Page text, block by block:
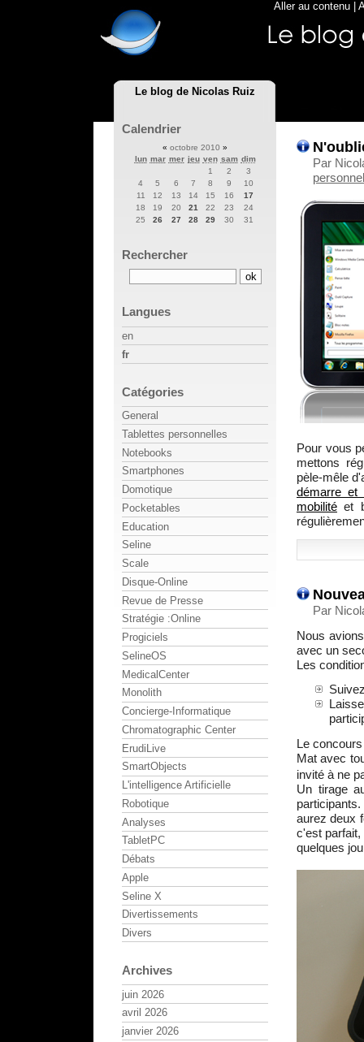
Le blog de Nicolas Ruiz
Aller au contenu
Par
Pour vous
mettons
pèle-mêle
démarre et
mobilité et
Par
Nous
avec un
Les
Le
Mat avec
invité à ne
Un tirage
aurez deux
c'est
quelques
Calendrier
« octobre 2010 »
lun mar mer jeu ven sam dim
1
2
3
4
5 6 7 8 9
10
11
12 13 14 15 16
17
18
19 20 21 22 23
24
25
26 27 28 29 30 31
Rechercher
Langues
en
fr
Catégories
General
Tablettes personnelles
Notebooks
Smartphones
Domotique
Pocketables
Education
Seline
Scale
Disque-Online
Revue de Presse
Stratégie :Online
Progiciels
SelineOS
MedicalCenter
Monolith
Concierge-Informatique
Chromatographic Center
ErudiLive
SmartObjects
L'intelligence Artificielle
Robotique
Analyses
TabletPC
Débats
Apple
Seline X
Divertissements
Divers
Archives
juin 2026
avril 2026
janvier 2026